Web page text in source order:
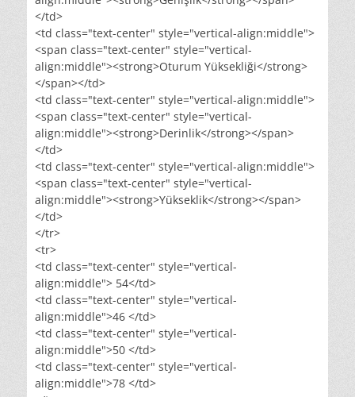
</td>
<td class="text-center" style="vertical-align:middle">
<span class="text-center" style="vertical-
align:middle"><strong>Oturum Yüksekliği</strong>
</span></td>
<td class="text-center" style="vertical-align:middle">
<span class="text-center" style="vertical-
align:middle"><strong>Derinlik</strong></span>
</td>
<td class="text-center" style="vertical-align:middle">
<span class="text-center" style="vertical-
align:middle"><strong>Yükseklik</strong></span>
</td>
</tr>
<tr>
<td class="text-center" style="vertical-
align:middle"> 54</td>
<td class="text-center" style="vertical-
align:middle">46 </td>
<td class="text-center" style="vertical-
align:middle">50 </td>
<td class="text-center" style="vertical-
align:middle">78 </td>